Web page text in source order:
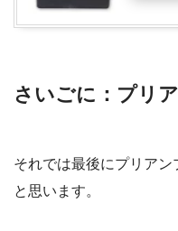
さいごに：プリ
それでは最後にプリア
と思います。